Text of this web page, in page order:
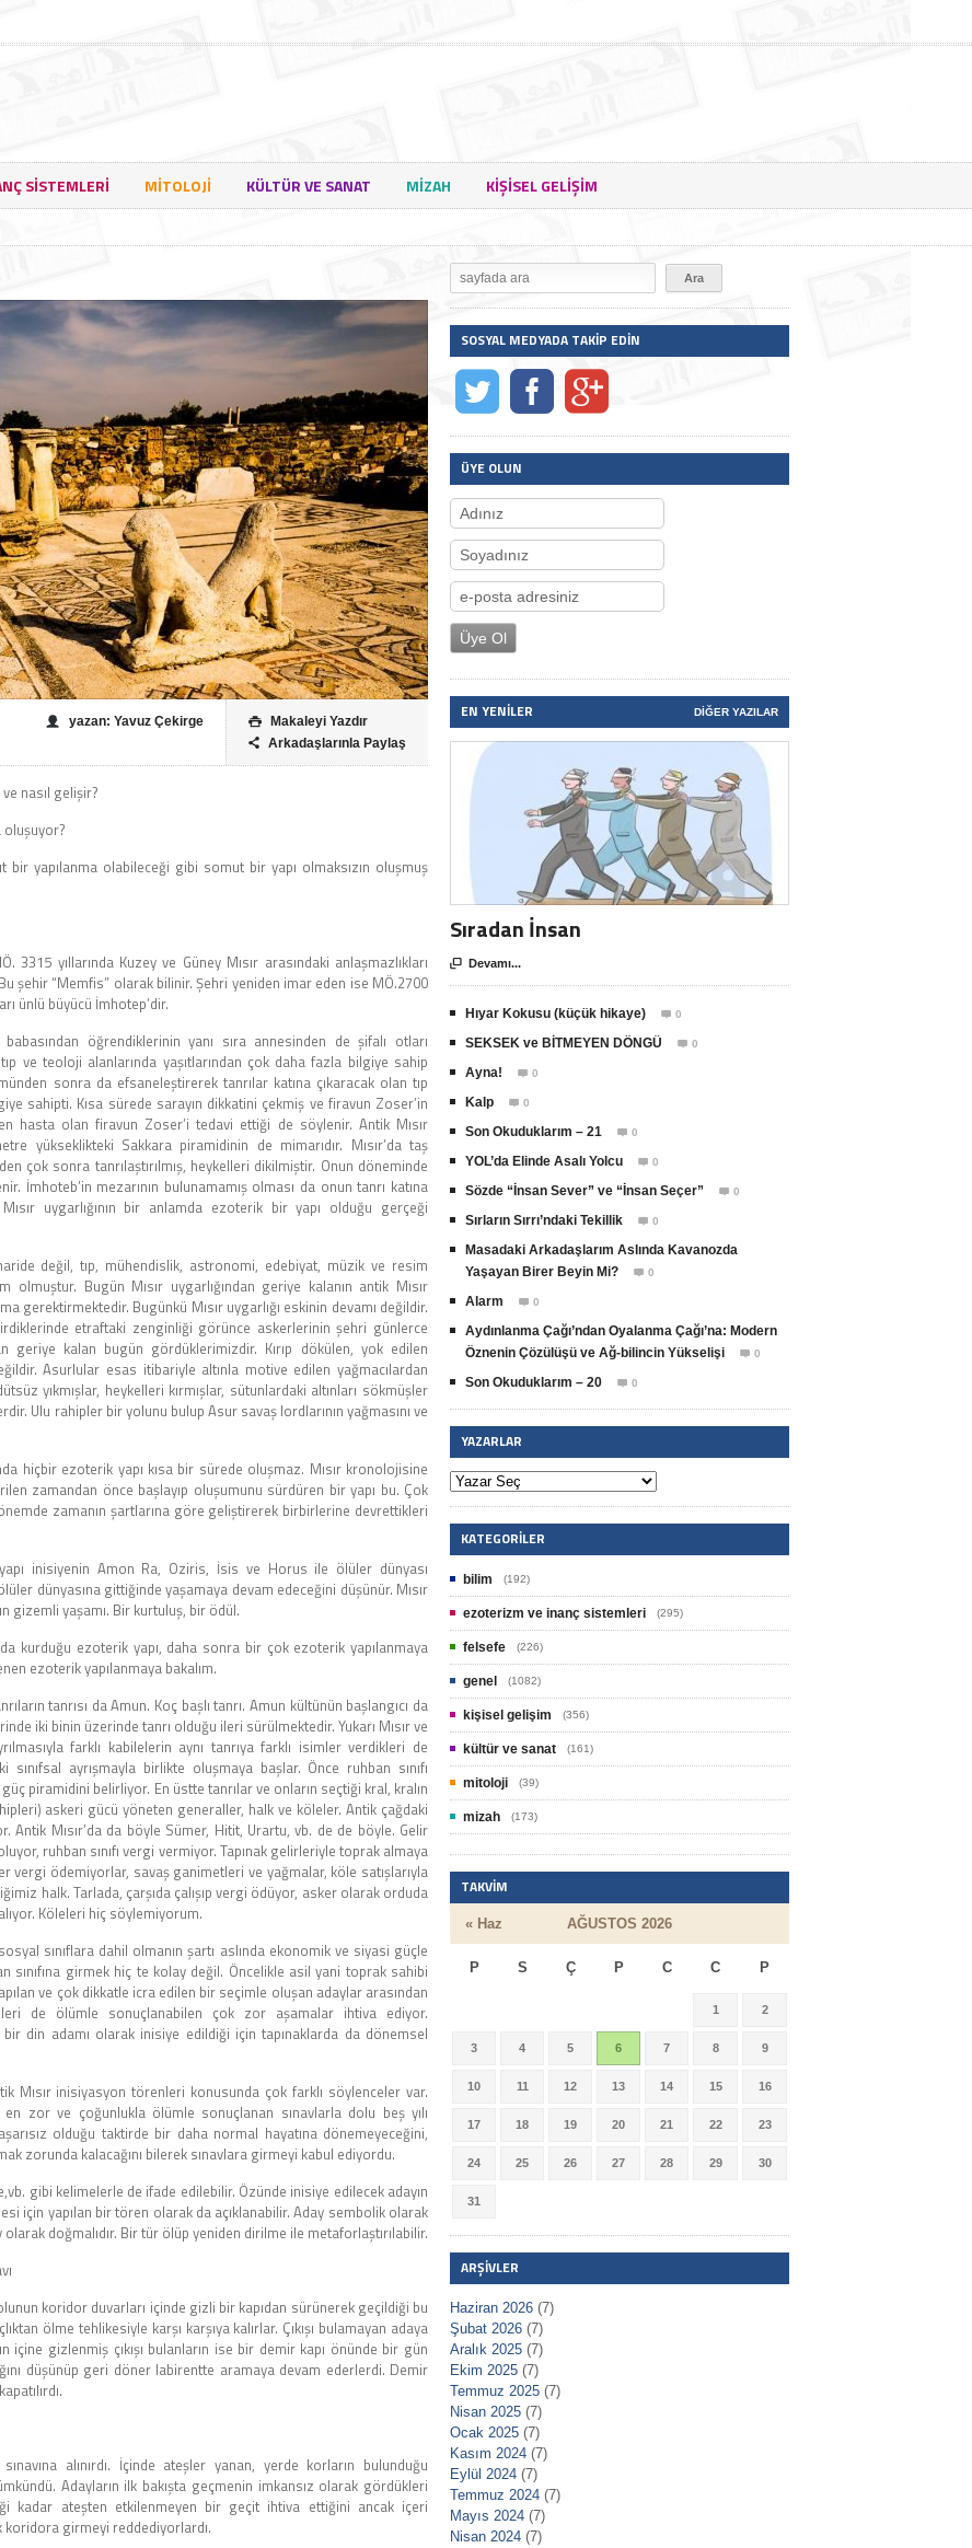
SISTEMLERI MITOLOJI KÜLTÜR VE SANAT MIZAH KIŞISEL GELIŞIM
 Makaleyi Yazdır
 Arkadaşlarınla Paylaş
yazan: Yavuz Çekirge
nasıl gelişir?
oluşuyor?
yapılanma olabileceği gibi somut bir yapı olmaksızın oluşmuş
yıllarında Kuzey ve Güney Mısır arasındaki anlaşmazlıkları
şehir “Memfis” olarak bilinir. Şehri yeniden imar eden ise MÖ.2700
ünlü büyücü İmhotep’dir.
öğrendiklerinin yanı sıra annesinden de şifalı otları
ve teoloji alanlarında yaşıtlarından çok daha fazla bilgiye sahip
sonra da efsaneleştirerek tanrılar katına çıkaracak olan tıp
sahipti. Kısa sürede sarayın dikkatini çekmiş ve firavun Zoser’in
hasta olan firavun Zoser’i tedavi ettiği de söylenir. Antik Mısır
yükseklikteki Sakkara piramidinin de mimarıdır. Mısır’da taş
çok sonra tanrılaştırılmış, heykelleri dikilmiştir. Onun döneminde
İmhoteb’in mezarının bulunamamış olması da onun tanrı katına
uygarlığının bir anlamda ezoterik bir yapı olduğu gerçeği
değil, tıp, mühendislik, astronomi, edebiyat, müzik ve resim
Bugün Mısır uygarlığından geriye kalanın antik Mısır
gerektirmektedir. Bugünkü Mısır uygarlığı eskinin devamı değildir.
etraftaki zenginliği görünce askerlerinin şehri günlerce
geriye kalan bugün gördüklerimizdir. Kırıp dökülen, yok edilen
Asurlular esas itibariyle altınla motive edilen yağmacılardan
yıkmışlar, heykelleri kırmışlar, sütunlardaki altınları sökmüşler
Ulu rahipler bir yolunu bulup Asur savaş lordlarının yağmasını ve
hiçbir ezoterik yapı kısa bir sürede oluşmaz. Mısır kronolojisine
zamandan önce başlayıp oluşumunu sürdüren bir yapı bu. Çok
zamanın şartlarına göre geliştirerek birbirlerine devrettikleri
inisiyenin Amon Ra, Oziris, İsis ve Horus ile ölüler dünyası
dünyasına gittiğinde yaşamaya devam edeceğini düşünür. Mısır
gizemli yaşamı. Bir kurtuluş, bir ödül.
kurduğu ezoterik yapı, daha sonra bir çok ezoterik yapılanmaya
ezoterik yapılanmaya bakalım.
tanrısı da Amun. Koç başlı tanrı. Amun kültünün başlangıcı da
iki binin üzerinde tanrı olduğu ileri sürülmektedir. Yukarı Mısır ve
farklı kabilelerin aynı tanrıya farklı isimler verdikleri de
ayrışmayla birlikte oluşmaya başlar. Önce ruhban sınıfı
piramidini belirliyor. En üstte tanrılar ve onların seçtiği kral, kralın
askeri gücü yöneten generaller, halk ve köleler. Antik çağdaki
Antik Mısır’da da böyle Sümer, Hitit, Urartu, vb. de de böyle. Gelir
ruhban sınıfı vergi vermiyor. Tapınak gelirleriyle toprak almaya
vergi ödemiyorlar, savaş ganimetleri ve yağmalar, köle satışlarıyla
halk. Tarlada, çarşıda çalışıp vergi ödüyor, asker olarak orduda
Köleleri hiç söylemiyorum.
sınıflara dahil olmanın şartı aslında ekonomik ve siyasi güçle
sınıfına girmek hiç te kolay değil. Öncelikle asil yani toprak sahibi
ve çok dikkatle icra edilen bir seçimle oluşan adaylar arasından
de ölümle sonuçlanabilen çok zor aşamalar ihtiva ediyor.
din adamı olarak inisiye edildiği için tapınaklarda da dönemsel
Mısır inisiyasyon törenleri konusunda çok farklı söylenceler var.
zor ve çoğunlukla ölümle sonuçlanan sınavlarla dolu beş yılı
olduğu taktirde bir daha normal hayatına dönemeyeceğini,
zorunda kalacağını bilerek sınavlara girmeyi kabul ediyordu.
gibi kelimelerle de ifade edilebilir. Özünde inisiye edilecek adayın
için yapılan bir tören olarak da açıklanabilir. Aday sembolik olarak
doğmalıdır. Bir tür ölüp yeniden dirilme ile metaforlaştırılabilir.
koridor duvarları içinde gizli bir kapıdan sürünerek geçildiği bu
ölme tehlikesiyle karşı karşıya kalırlar. Çıkışı bulamayan adaya
gizlenmiş çıkışı bulanların ise bir demir kapı önünde bir gün
düşünüp geri döner labirentte aramaya devam ederlerdi. Demir
alınırdı. İçinde ateşler yanan, yerde korların bulunduğu
Adayların ilk bakışta geçmenin imkansız olarak gördükleri
kadar ateşten etkilenmeyen bir geçit ihtiva ettiğini ancak içeri
girmeyi reddediyorlardı.
SOSYAL MEDYADA TAKIP EDIN
ÜYE OLUN
EN YENILER DIĞER YAZILAR
Sıradan İnsan
 Devamı...
Hıyar Kokusu (küçük hikaye)  0
SEKSEK ve BİTMEYEN DÖNGÜ  0
Ayna!  0
Kalp  0
Son Okuduklarım – 21  0
YOL’da Elinde Asalı Yolcu  0
Sözde “İnsan Sever” ve “İnsan Seçer”  0
Sırların Sırrı’ndaki Tekillik  0
Masadaki Arkadaşlarım Aslında Kavanozda
Yaşayan Birer Beyin Mi?
 0
Alarm  0
Aydınlanma Çağı’ndan Oyalanma Çağı’na: Modern
Öznenin Çözülüşü ve Ağ-bilincin Yükselişi
 0
Son Okuduklarım – 20  0
YAZARLAR
KATEGORILER
bilim (192)
ezoterizm ve inanç sistemleri (295)
felsefe (226)
genel (1082)
kişisel gelişim (356)
kültür ve sanat (161)
mitoloji (39)
mizah (173)
TAKVIM
AĞUSTOS 2026
P S Ç P C C P
« Haz
1 2
3 4 5 6 7 8 9
10 11 12 13 14 15 16
17 18 19 20 21 22 23
24 25 26 27 28 29 30
31
ARŞIVLER
Haziran 2026 (7)
Şubat 2026 (7)
Aralık 2025 (7)
Ekim 2025 (7)
Temmuz 2025 (7)
Nisan 2025 (7)
Ocak 2025 (7)
Kasım 2024 (7)
Eylül 2024 (7)
Temmuz 2024 (7)
Mayıs 2024 (7)
Nisan 2024 (7)